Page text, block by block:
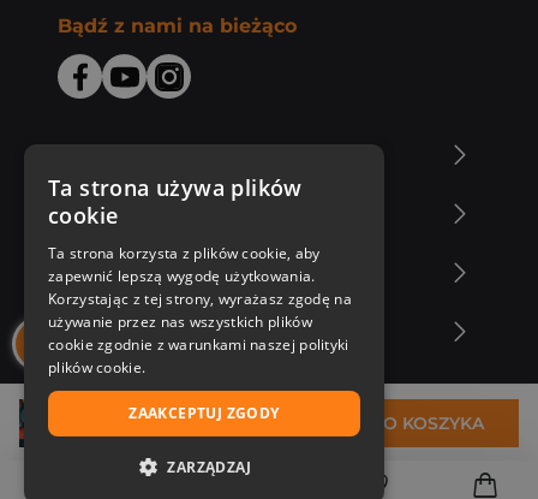
37,99 zł DO KOSZYKA
Bądź z nami na bieżąco
Zakupy u nas
Nasza oferta
Nasi autorzy
Ta strona używa plików
cookie
Ta strona korzysta z plików cookie, aby
zapewnić lepszą wygodę użytkowania.
Korzystając z tej strony, wyrażasz zgodę na
używanie przez nas wszystkich plików
cookie zgodnie z warunkami naszej polityki
plików cookie.
ZAAKCEPTUJ ZGODY
ZARZĄDZAJ